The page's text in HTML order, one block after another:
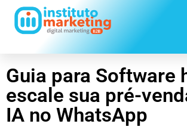
Guia para Software
escale sua pré-
IA no WhatsApp